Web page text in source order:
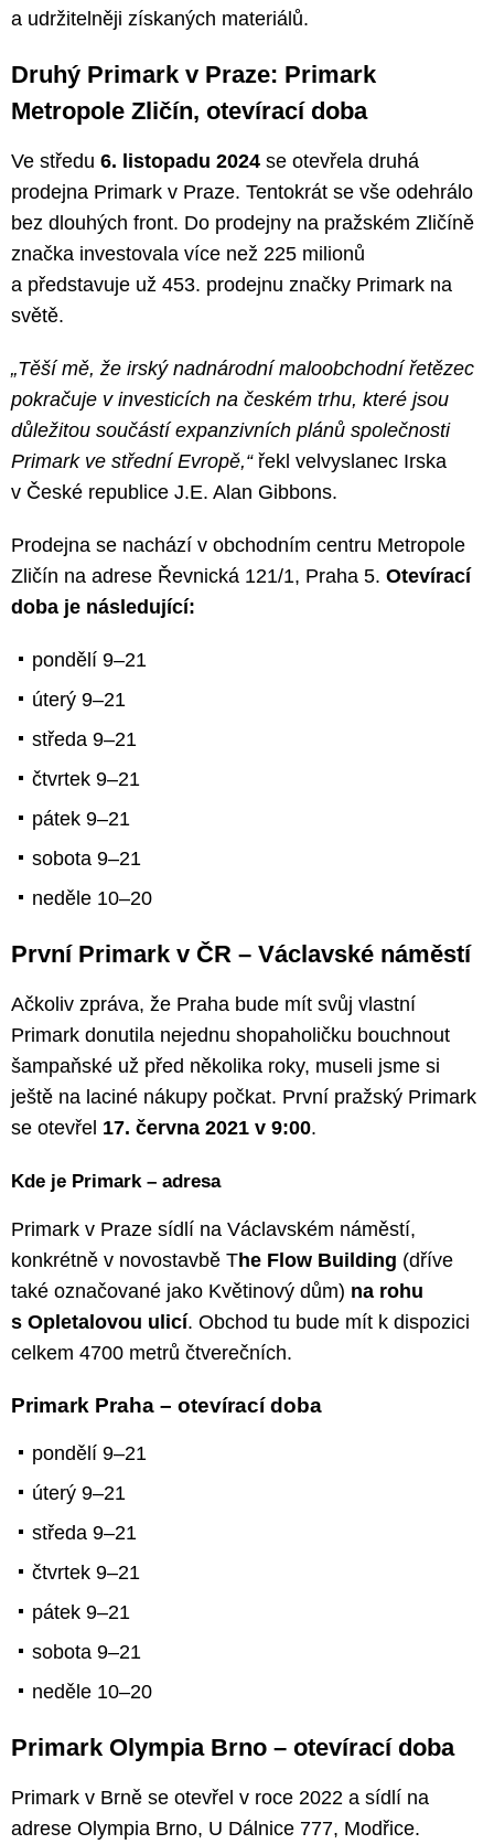
a udržitelněji získaných materiálů.
Druhý Primark v Praze: Primark
Metropole Zličín, otevírací doba
Ve středu 6. listopadu 2024 se otevřela druhá
prodejna Primark v Praze. Tentokrát se vše odehrálo
bez dlouhých front. Do prodejny na pražském Zličíně
značka investovala více než 225 milionů
a představuje už 453. prodejnu značky Primark na
světě.
„Těší mě, že irský nadnárodní maloobchodní řetězec
pokračuje v investicích na českém trhu, které jsou
důležitou součástí expanzivních plánů společnosti
Primark ve střední Evropě,“řekl velvyslanec Irska
v České republice J.E. Alan Gibbons.
Prodejna se nachází v obchodním centru Metropole
Zličín na adrese Řevnická 121/1, Praha 5. Otevírací
doba je následující:
pondělí 9–21
úterý 9–21
středa 9–21
čtvrtek 9–21
pátek 9–21
sobota 9–21
neděle 10–20
První Primark v ČR – Václavské náměstí
Ačkoliv zpráva, že Praha bude mít svůj vlastní
Primark donutila nejednu shopaholičku bouchnout
šampaňské už před několika roky, museli jsme si
ještě na laciné nákupy počkat. První pražský Primark
se otevřel 17. června 2021 v 9:00.
Kde je Primark – adresa
Primark v Praze sídlí na Václavském náměstí,
konkrétně v novostavbě The Flow Building (dříve
také označované jako Květinový dům) na rohu
s Opletalovou ulicí. Obchod tu bude mít k dispozici
celkem 4700 metrů čtverečních.
Primark Praha – otevírací doba
pondělí 9–21
úterý 9–21
středa 9–21
čtvrtek 9–21
pátek 9–21
sobota 9–21
neděle 10–20
Primark Olympia Brno – otevírací doba
Primark v Brně se otevřel v roce 2022 a sídlí na
adrese Olympia Brno, U Dálnice 777, Modřice.